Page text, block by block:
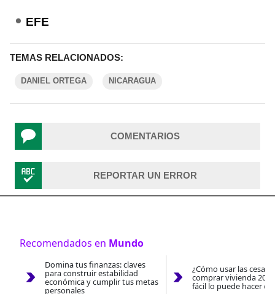
EFE
TEMAS RELACIONADOS:
DANIEL ORTEGA NICARAGUA
COMENTARIOS
REPORTAR UN ERROR
Recomendados en Mundo
Domina tus finanzas: claves
para construir estabilidad
económica y cumplir tus metas
personales
¿Cómo usar las
comprar vivienda
fácil lo puede hacer